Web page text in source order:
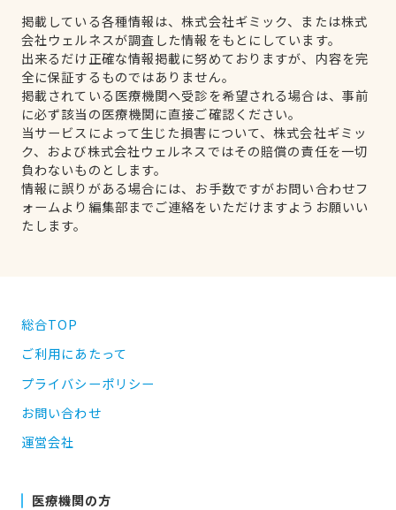
掲載している各種情報は、株式会社ギミック、または株式
会社ウェルネスが調査した情報をもとにしています。
出来るだけ正確な情報掲載に努めておりますが、内容を完
全に保証するものではありません。
掲載されている医療機関へ受診を希望される場合は、事前
に必ず該当の医療機関に直接ご確認ください。
当サービスによって生じた損害について、株式会社ギミッ
ク、および株式会社ウェルネスではその賠償の責任を一切
負わないものとします。
情報に誤りがある場合には、お手数ですがお問い合わせフ
ォームより編集部までご連絡をいただけますようお願いい
たします。
総合TOP
ご利用にあたって
プライバシーポリシー
お問い合わせ
運営会社
医療機関の方